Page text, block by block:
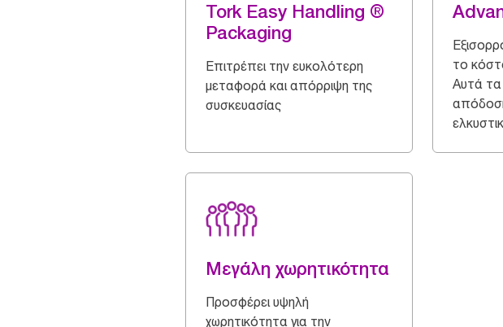
Tork Easy Handling ®
Packaging
Επιτρέπει την ευκολότερη
μεταφορά και απόρριψη της
συσκευασίας
το
Αυτά
Μεγάλη χωρητικότητα
Προσφέρει υψηλή
χωρητικότητα για την